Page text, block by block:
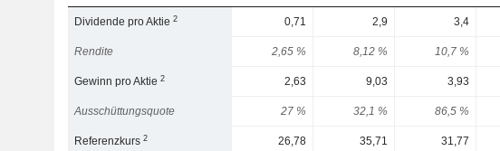
Dividende pro Aktie2 0,71 2,9 3,4
Rendite 2,65 % 8,12 % 10,7 %
Gewinn pro Aktie2 2,63 9,03 3,93
Ausschüttungsquote 27 % 32,1 % 86,5 %
Referenzkurs2 26,78 35,71 31,77